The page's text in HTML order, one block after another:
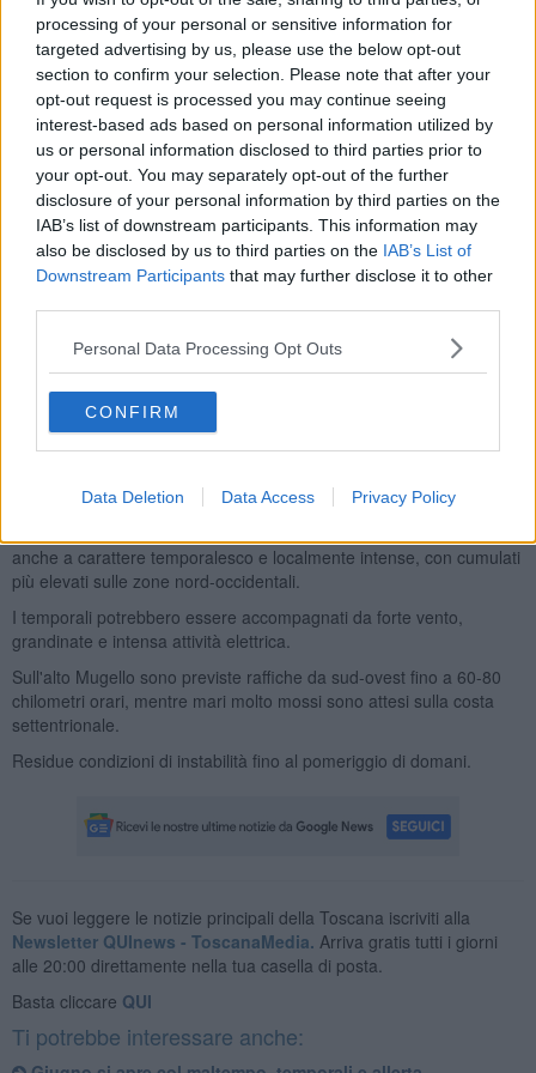
processing of your personal or sensitive information for
targeted advertising by us, please use the below opt-out
section to confirm your selection. Please note that after your
opt-out request is processed you may continue seeing
interest-based ads based on personal information utilized by
us or personal information disclosed to third parties prior to
your opt-out. You may separately opt-out of the further
disclosure of your personal information by third parties on the
IAB’s list of downstream participants. This information may
also be disclosed by us to third parties on the IAB’s List of
Downstream Participants that may further disclose it to other
Personal Data Processing Opt Outs
CONFIRM
Data Deletion Data Access Privacy Policy
L'allerta, che scatterà alle 22 di oggi per cessare alle 12 di domani,
mercoledì 3 Giugno, interesserà parte del territorio regionale.
In giallo le zone interessate dall'allerta
anche a carattere temporalesco e localmente intense, con cumulati
più elevati sulle zone nord-occidentali.
I temporali potrebbero essere accompagnati da forte vento,
grandinate e intensa attività elettrica.
Sull'alto Mugello sono previste raffiche da sud-ovest fino a 60-80
chilometri orari, mentre mari molto mossi sono attesi sulla costa
settentrionale.
Residue condizioni di instabilità fino al pomeriggio di domani.
Se vuoi leggere le notizie principali della Toscana iscriviti alla
Newsletter QUInews - ToscanaMedia. Arriva gratis tutti i giorni
alle 20:00 direttamente nella tua casella di posta.
Basta cliccare QUI
Ti potrebbe interessare anche: